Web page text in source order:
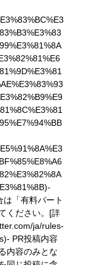
-
「有料パート
ください。 [詳
ja/rules-
- PR投稿内容
内容のみとな